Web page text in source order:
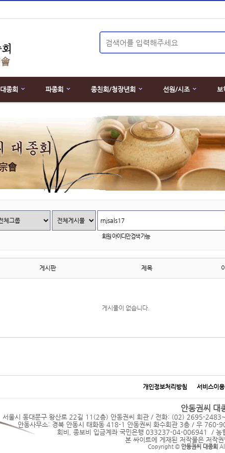
대종회 파종회 종친회/청장년회 선원/시조 보
회원 아이디만 검색 가능
게시판 제목
게시물이 없습니다.
개인정보처리방침 서비스이
안동권씨 대
서울시 동대문구 왕산로 22길 11(2층) 안동권씨 회관 / 전화: (02) 2695-
안동사무소: 경북 안동시 태화동 418-1 안동권씨 화수회관 3층 / 우
회비, 종보비 입금계좌 국민은행 033237-04-006941 /
본 싸이트에 게재된 저작물은 저작
Copyright © 안동권씨 대종회